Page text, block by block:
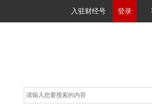
入驻财经号 登录